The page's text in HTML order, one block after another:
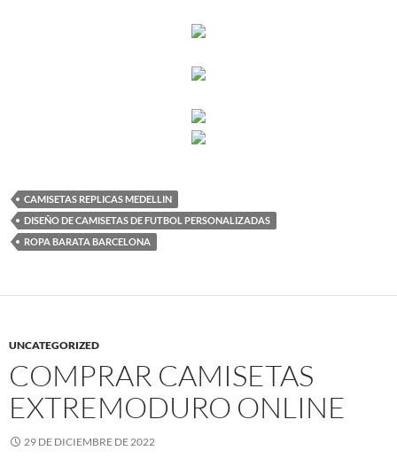
CAMISETAS REPLICAS MEDELLIN
DISEÑO DE CAMISETAS DE FUTBOL PERSONALIZADAS
ROPA BARATA BARCELONA
UNCATEGORIZED
COMPRAR CAMISETAS
EXTREMODURO ONLINE
29 DE DICIEMBRE DE 2022